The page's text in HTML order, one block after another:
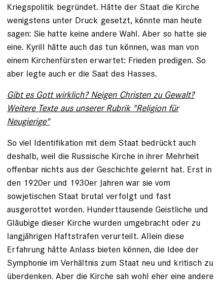
Kriegspolitik begründet. Hätte der Staat die Kirche
wenigstens unter Druck gesetzt, könnte man heute
sagen: Sie hatte keine andere Wahl. Aber so hatte sie
eine. Kyrill hätte auch das tun können, was man von
einem Kirchenfürsten erwartet: Frieden predigen. So
aber legte auch er die Saat des Hasses.
Gibt es Gott wirklich? Neigen Christen zu Gewalt?
Weitere Texte aus unserer Rubrik "Religion für
Neugierige"
So viel Identifikation mit dem Staat bedrückt auch
deshalb, weil die Russische Kirche in ihrer Mehrheit
offenbar nichts aus der Geschichte gelernt hat. Erst in
den 1920er und 1930er Jahren war sie vom
sowjetischen Staat brutal verfolgt und fast
ausgerottet worden. Hunderttausende Geistliche und
Gläubige dieser Kirche wurden umgebracht oder zu
langjährigen Haftstrafen verurteilt. Allein diese
Erfahrung hätte Anlass bieten können, die Idee der
Symphonie im Verhältnis zum Staat neu und kritisch zu
überdenken. Aber die Kirche sah wohl eher eine andere